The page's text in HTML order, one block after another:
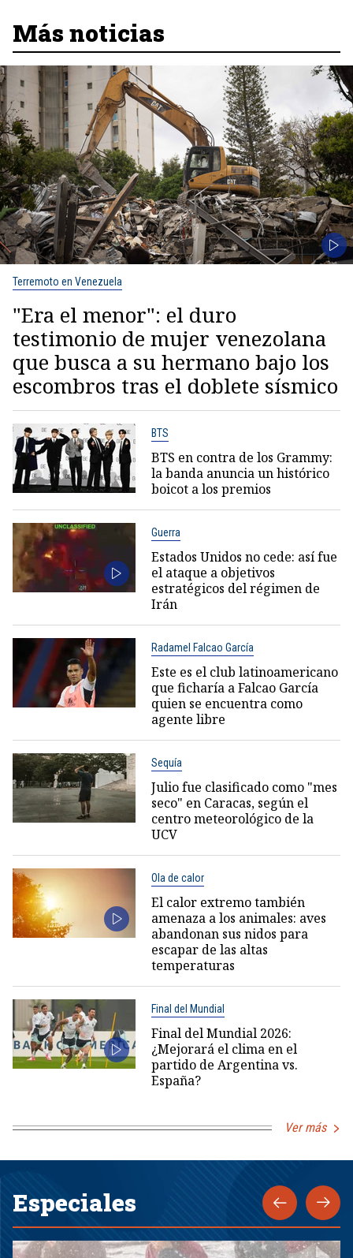
Más noticias
Terremoto en Venezuela
"Era el menor": el duro
testimonio de mujer venezolana
que busca a su hermano bajo los
escombros tras el doblete sísmico
BTS
BTS en contra de los Grammy:
la banda anuncia un histórico
boicot a los premios
Guerra
Estados Unidos no cede: así fue
el ataque a objetivos
estratégicos del régimen de
Irán
Radamel Falcao García
Este es el club latinoamericano
que ficharía a Falcao García
quien se encuentra como
agente libre
Sequía
Julio fue clasificado como "mes
seco" en Caracas, según el
centro meteorológico de la
UCV
Ola de calor
El calor extremo también
amenaza a los animales: aves
abandonan sus nidos para
escapar de las altas
temperaturas
Final del Mundial
Final del Mundial 2026:
¿Mejorará el clima en el
partido de Argentina vs.
España?
Ver más
Especiales